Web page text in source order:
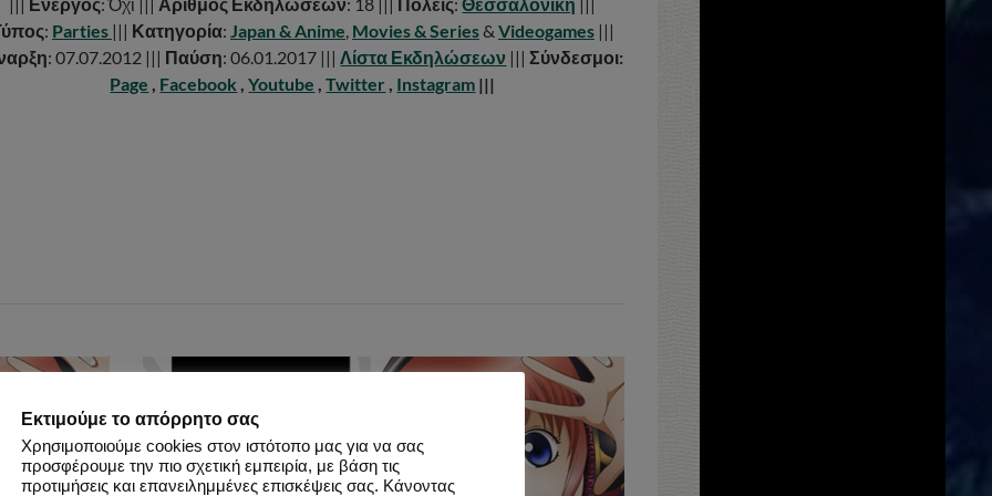
Ενεργός: Όχι ||| Αριθμός Εκδηλώσεων: 18 ||| Πόλεις:Θεσσαλονίκη
: Parties ||| Κατηγορία: Japan & Anime, Movies & Series& Videogames|||
: 07.07.2012 ||| Παύση: 06.01.2017 |||Λίστα Εκδηλώσεων |||Σύνδεσμοι:
Page , Facebook ,Youtube ,Twitter , Instagram |||
Εκτιμούμε το απόρρητο σας
Χρησιμοποιούμε cookies στον ιστότοπο μας για να σας
προσφέρουμε την πιο σχετική εμπειρία, με βάση τις
προτιμήσεις και επανειλημμένες επισκέψεις σας. Κάνοντας